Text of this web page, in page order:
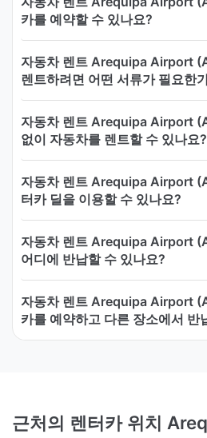
카를 예약할 수 있나요?
자동차 렌트 Arequipa Airport
렌트하려면 어떤 서류가 필요한
자동차 렌트 Arequipa Airport
없이 자동차를 렌트할 수 있나요?
자동차 렌트 Arequipa Airport
터카 딜을 이용할 수 있나요?
자동차 렌트 Arequipa Airport
어디에 반납할 수 있나요?
자동차 렌트 Arequipa Airport
카를 예약하고 다른 장소에서 반
근처의 렌터카 위치